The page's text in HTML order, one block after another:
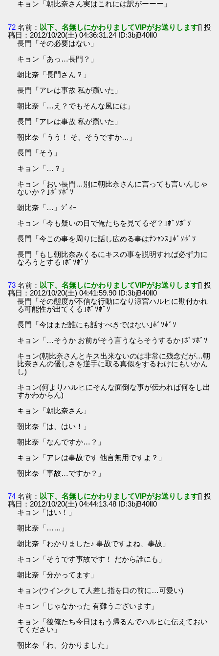
キョン「朝比奈さん実はこれには訳がーーー」
72 名前： 以下、名無しにかわりましてVIPがお送りします[] 投
稿日：2012/10/20(土) 04:36:31.24 ID:3bjB40lI0
長門「その必要はない」
キョン「あっ…長門？」
朝比奈「長門さん？」
長門「アレは事故 私が躓いた」
朝比奈「…え？でもそんな風には」
長門「アレは事故 私が躓いた」
朝比奈「うう！ そ、そうですか…」
長門「そう」
キョン「…？」
キョン「おい長門…別に朝比奈さんに言っても言いんじゃ
ないか？｣ﾎﾞｿﾎﾞｿ
朝比奈「…」ｼﾞｨｰ
キョン「今も疑いの目で俺たちを見てるぞ？｣ﾎﾞｿﾎﾞｿ
長門「今この事を周りに話し広める事はﾅﾝｾﾝｽ｣ﾎﾞｿﾎﾞｿ
長門「もし朝比奈みくるにキスの事を説明すれば必ず力に
なろうとする｣ﾎﾞｿﾎﾞｿ
73 名前： 以下、名無しにかわりましてVIPがお送りします[] 投
稿日：2012/10/20(土) 04:41:59.90 ID:3bjB40lI0
長門「その態度が不信な行動になり涼宮ハルヒに勘付かれ
る可能性が出てくる｣ﾎﾞｿﾎﾞｿ
長門「今はまだ誰にも話すべきではない｣ﾎﾞｿﾎﾞｿ
キョン「…そうか お前がそう言うならそうするか｣ﾎﾞｿﾎﾞｿ
キョン(朝比奈さんとキス出来ないのは非常に残念だが…朝
比奈さんの優しさを逆手に取る真似をするわけにもいかん
し)
キョン(何よりハルヒにそんな面倒な事が伝われば何をし出
すかわからん)
キョン「朝比奈さん」
朝比奈「は、はい！」
朝比奈「なんですか…？」
キョン「アレは事故です 他言無用ですよ？」
朝比奈「事故…ですか？」
74 名前： 以下、名無しにかわりましてVIPがお送りします[] 投
稿日：2012/10/20(土) 04:44:13.48 ID:3bjB40lI0
キョン「はい！」
朝比奈「……」
朝比奈「わかりました♪ 事故ですよね、事故」
キョン「そうです事故です！ だから誰にも」
朝比奈「分かってます」
キョン(ウインクして人差し指を口の前に…可愛い)
キョン「じゃなかった 有難うございます」
キョン「後俺たち今日はもう帰るんでハルヒに伝えておい
てください」
朝比奈「わ、分かりました」